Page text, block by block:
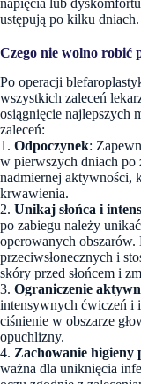
ustępują po kilku dniach.
Czego nie wolno robić
Po operacji
wszystkich zaleceń
osiągnięcie
zaleceń:
1. Odpoczynek:
w pierwszych dniach
nadmiernej aktywności,
krwawienia.
2. Unikaj słońca i
po zabiegu należy
operowanych
przeciwsłonecznych i
skóry przed słońcem i
3. Ograniczenie
intensywnych ćwiczeń i
ciśnienie w obszarze
opuchlizny.
4. Zachowanie higieny
ważna dla uniknięcia